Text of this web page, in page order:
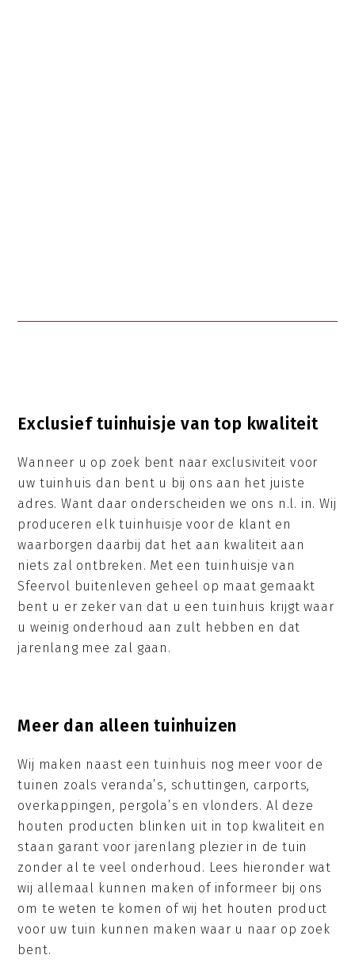
Exclusief tuinhuisje van top kwaliteit
Wanneer u op zoek bent naar exclusiviteit voor
uw tuinhuis dan bent u bij ons aan het juiste
adres. Want daar onderscheiden we ons n.l. in. Wij
produceren elk tuinhuisje voor de klant en
waarborgen daarbij dat het aan kwaliteit aan
niets zal ontbreken. Met een tuinhuisje van
Sfeervol buitenleven geheel op maat gemaakt
bent u er zeker van dat u een tuinhuis krijgt waar
u weinig onderhoud aan zult hebben en dat
jarenlang mee zal gaan.
Meer dan alleen tuinhuizen
Wij maken naast een tuinhuis nog meer voor de
tuinen zoals veranda’s, schuttingen, carports,
overkappingen, pergola’s en vlonders. Al deze
houten producten blinken uit in top kwaliteit en
staan garant voor jarenlang plezier in de tuin
zonder al te veel onderhoud. Lees hieronder wat
wij allemaal kunnen maken of informeer bij ons
om te weten te komen of wij het houten product
voor uw tuin kunnen maken waar u naar op zoek
bent.